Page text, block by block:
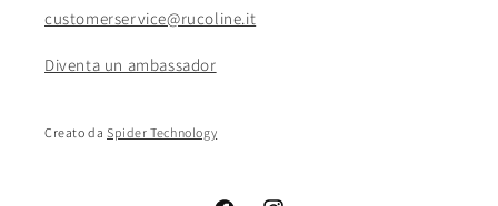
customerservice@rucoline.it
Diventa un ambassador
Creato da Spider Technology